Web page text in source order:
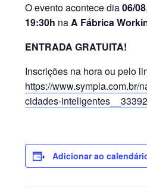
O evento acontece dia06/08
19:30h naA Fábrica
ENTRADA GRATUITA!
Inscrições na hora ou pelo
https://www.sympla.com.br/
cidades-
Adicionar ao